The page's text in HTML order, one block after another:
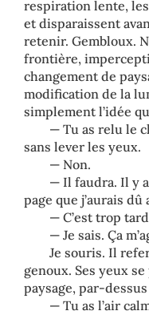
respiration lente,
et disparaissent
retenir. Gembloux.
frontière,
changement de
modification de la
simplement l’idée
— Tu as relu le
sans lever les yeux.
— Non.
— Il faudra. Il y
page que j’aurais
— C’est trop
— Je sais. Ça
Je souris. Il
genoux. Ses yeux
paysage, par-
— Tu as l’air